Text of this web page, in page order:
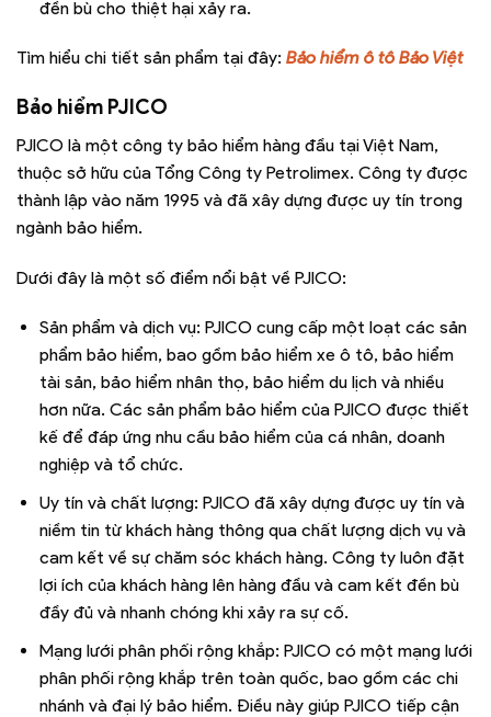
đền bù cho thiệt hại xảy ra.
Tìm hiểu chi tiết sản phẩm tại đây: Bảo hiểm ô tô Bảo Việt
Bảo hiểm PJICO
PJICO là một công ty bảo hiểm hàng đầu tại Việt Nam,
thuộc sở hữu của Tổng Công ty Petrolimex. Công ty được
thành lập vào năm 1995 và đã xây dựng được uy tín trong
ngành bảo hiểm.
Dưới đây là một số điểm nổi bật về PJICO:
Sản phẩm và dịch vụ: PJICO cung cấp một loạt các sản
phẩm bảo hiểm, bao gồm bảo hiểm xe ô tô, bảo hiểm
tài sản, bảo hiểm nhân thọ, bảo hiểm du lịch và nhiều
hơn nữa. Các sản phẩm bảo hiểm của PJICO được thiết
kế để đáp ứng nhu cầu bảo hiểm của cá nhân, doanh
nghiệp và tổ chức.
Uy tín và chất lượng: PJICO đã xây dựng được uy tín và
niềm tin từ khách hàng thông qua chất lượng dịch vụ và
cam kết về sự chăm sóc khách hàng. Công ty luôn đặt
lợi ích của khách hàng lên hàng đầu và cam kết đền bù
đầy đủ và nhanh chóng khi xảy ra sự cố.
Mạng lưới phân phối rộng khắp: PJICO có một mạng lưới
phân phối rộng khắp trên toàn quốc, bao gồm các chi
nhánh và đại lý bảo hiểm. Điều này giúp PJICO tiếp cận